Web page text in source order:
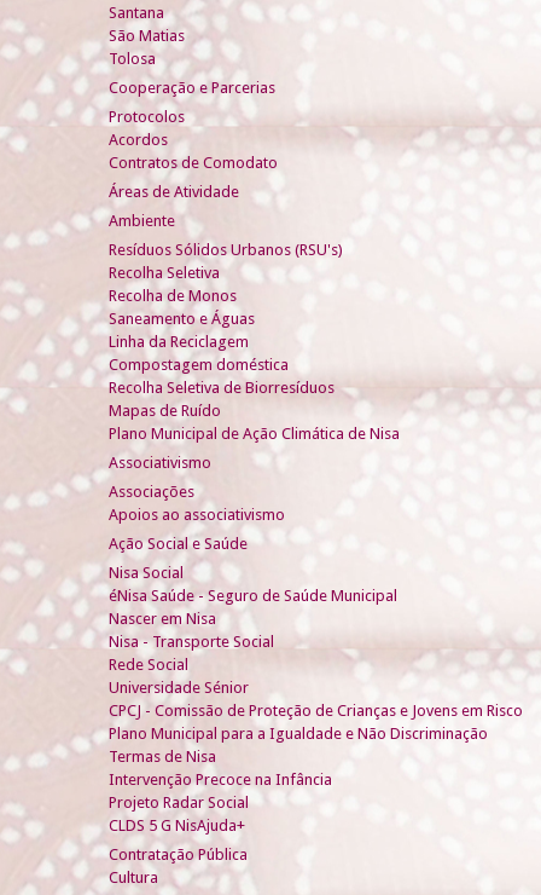
Santana
São Matias
Tolosa
Cooperação e Parcerias
Protocolos
Acordos
Contratos de Comodato
Áreas de Atividade
Ambiente
Resíduos Sólidos Urbanos (RSU's)
Recolha Seletiva
Recolha de Monos
Saneamento e Águas
Linha da Reciclagem
Compostagem doméstica
Recolha Seletiva de Biorresíduos
Mapas de Ruído
Plano Municipal de Ação Climática de Nisa
Associativismo
Associações
Apoios ao associativismo
Ação Social e Saúde
Nisa Social
éNisa Saúde - Seguro de Saúde Municipal
Nascer em Nisa
Nisa - Transporte Social
Rede Social
Universidade Sénior
CPCJ - Comissão de Proteção de Crianças e Jovens em Risco
Plano Municipal para a Igualdade e Não Discriminação
Termas de Nisa
Intervenção Precoce na Infância
Projeto Radar Social
CLDS 5 G NisAjuda+
Contratação Pública
Cultura